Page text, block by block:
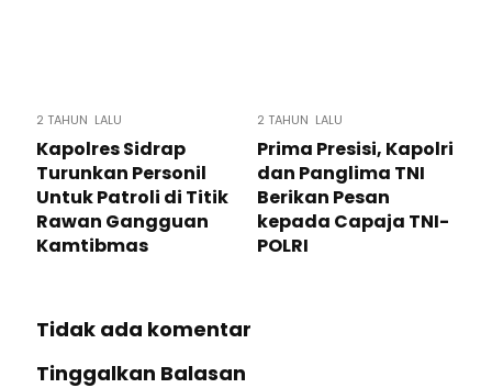
2 TAHUN LALU
Kapolres Sidrap
Turunkan Personil
Untuk Patroli di Titik
Rawan Gangguan
Kamtibmas
2 TAHUN LALU
Prima Presisi, Kapolri
dan Panglima TNI
Berikan Pesan
kepada Capaja TNI-
POLRI
Tidak ada komentar
Tinggalkan Balasan